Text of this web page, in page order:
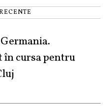
cursa pentru